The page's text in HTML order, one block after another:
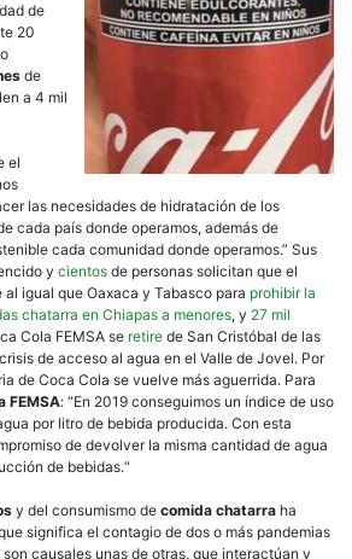
de
20
de
a 4 mil
el
las necesidades de hidratación de los
cada país donde operamos, además de
cada comunidad donde operamos.” Sus
y cientos de personas solicitan que el
igual que Oaxaca y Tabasco para prohibir la
chatarra en Chiapas a menores, y 27 mil
Cola FEMSA se retire de San Cristóbal de las
de acceso al agua en el Valle de Jovel. Por
de Coca Cola se vuelve más aguerrida. Para
FEMSA: “En 2019 conseguimos un índice de uso
por litro de bebida producida. Con esta
de devolver la misma cantidad de agua
de bebidas.“
y del consumismo de comida chatarra ha
significa el contagio de dos o más pandemias
causales unas de otras, que interactúan y